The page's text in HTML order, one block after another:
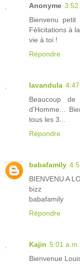
Anonyme 3:52
Bienvenu
Félicitations à
vie à toi !
Répondre
lavandula 4:47
Beaucoup
d'Homme...
tous les 3...
Répondre
babafamily
BIENVENU A
bizz
babafamily
Répondre
Kajin 5:01 a.m.
Bienvenue